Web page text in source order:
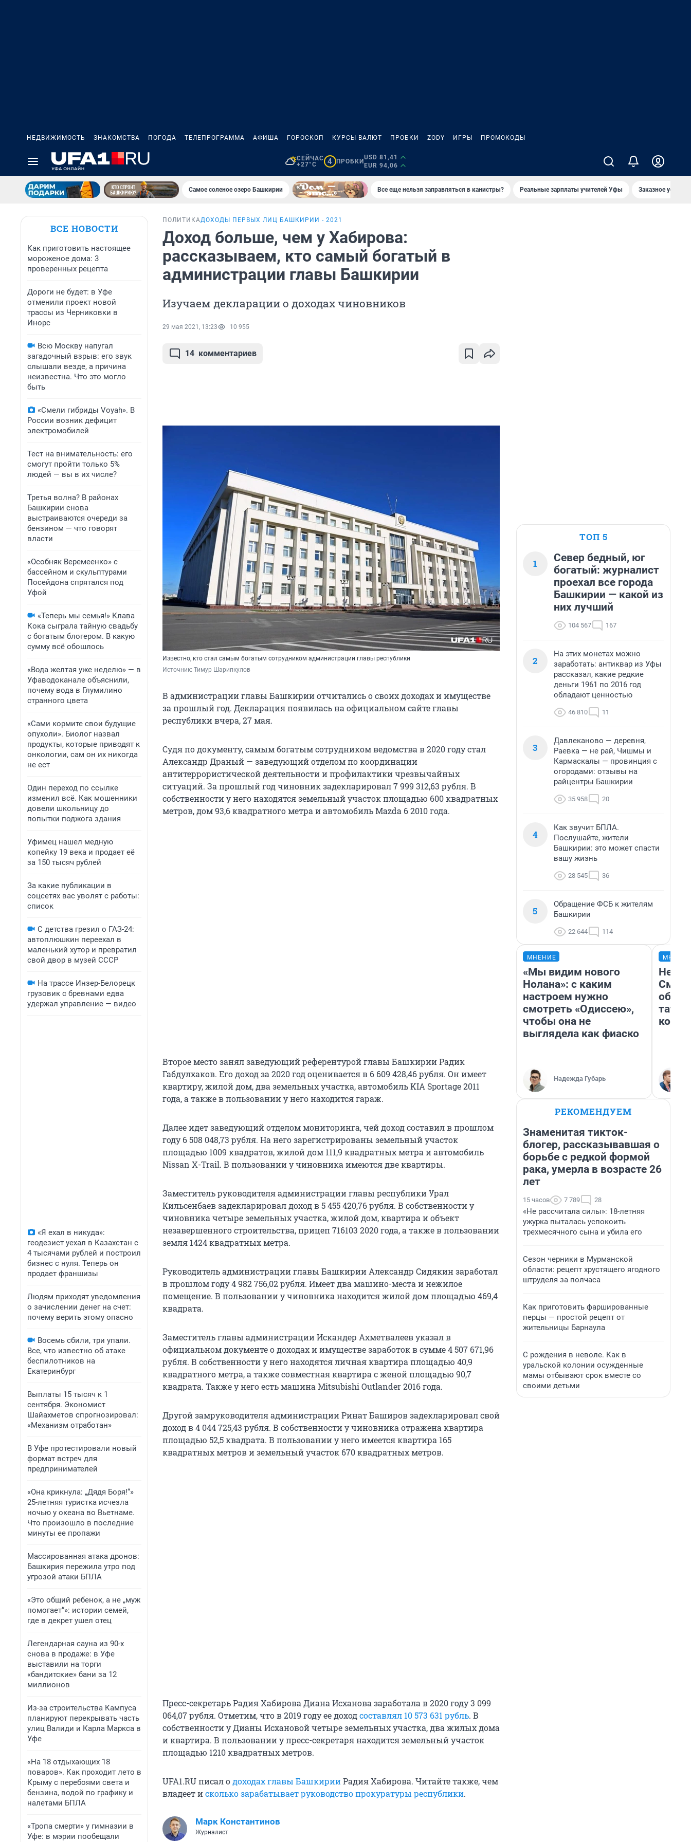
НЕДВИЖИМОСТЬ ЗНАКОМСТВА ПОГОДА ТЕЛЕПРОГРАММА АФИША ГОРОСКОП КУРСЫ ВАЛЮТ ПРОБКИ ZODY ИГРЫ ПРОМОКОДЫ
СЕЙЧАС
+27°C
4 ПРОБКИ
USD 81,41
EUR 94,06
Самое соленое озеро Башкирии Все еще нельзя заправляться в канистры? Реальные зарплаты учителей Уфы Заказное
ВСЕ НОВОСТИ
Как приготовить настоящее
мороженое дома: 3
проверенных рецепта
Дороги не будет: в Уфе
отменили проект новой
трассы из Черниковки в
Инорс
Всю Москву напугал
загадочный взрыв: его звук
слышали везде, а причина
неизвестна. Что это могло
быть
«Смели гибриды Voyah». В
России возник дефицит
электромобилей
Тест на внимательность: его
смогут пройти только 5%
людей — вы в их числе?
Третья волна? В районах
Башкирии снова
выстраиваются очереди за
бензином — что говорят
власти
«Особняк Веремеенко» с
бассейном и скульптурами
Посейдона спрятался под
Уфой
«Теперь мы семья!» Клава
Кока сыграла тайную свадьбу
с богатым блогером. В какую
сумму всё обошлось
«Вода желтая уже неделю» — в
Уфаводоканале объяснили,
почему вода в Глумилино
странного цвета
«Сами кормите свои будущие
опухоли». Биолог назвал
продукты, которые приводят к
онкологии, сам он их никогда
не ест
Один переход по ссылке
изменил всё. Как мошенники
довели школьницу до
попытки поджога здания
Уфимец нашел медную
копейку 19 века и продает её
за 150 тысяч рублей
За какие публикации в
соцсетях вас уволят с работы:
список
С детства грезил о ГАЗ-24:
автоплюшкин переехал в
маленький хутор и превратил
свой двор в музей СССР
На трассе Инзер-Белорецк
грузовик с бревнами едва
удержал управление — видео
«Я ехал в никуда»:
геодезист уехал в Казахстан с
4 тысячами рублей и построил
бизнес с нуля. Теперь он
продает франшизы
Людям приходят уведомления
о зачислении денег на счет:
почему верить этому опасно
Восемь сбили, три упали.
Все, что известно об атаке
беспилотников на
Екатеринбург
Выплаты 15 тысяч к 1
сентября. Экономист
Шайахметов спрогнозировал:
«Механизм отработан»
В Уфе протестировали новый
формат встреч для
предпринимателей
«Она крикнула: „Дядя Боря!“»
25-летняя туристка исчезла
ночью у океана во Вьетнаме.
Что произошло в последние
минуты ее пропажи
Массированная атака дронов:
Башкирия пережила утро под
угрозой атаки БПЛА
«Это общий ребенок, а не „муж
помогает“»: истории семей,
где в декрет ушел отец
Легендарная сауна из 90-х
снова в продаже: в Уфе
выставили на торги
«бандитские» бани за 12
миллионов
Из-за строительства Кампуса
планируют перекрывать часть
улиц Валиди и Карла Маркса в
Уфе
«На 18 отдыхающих 18
поваров». Как проходит лето в
Крыму с перебоями света и
бензина, водой по графику и
налетами БПЛА
«Тропа смерти» у гимназии в
Уфе: в мэрии пообещали
ПОЛИТИКАДОХОДЫ ПЕРВЫХ ЛИЦ БАШКИРИИ - 2021
Доход больше, чем у Хабирова:
рассказываем, кто самый богатый в
администрации главы Башкирии
Изучаем декларации о доходах чиновников
29 мая 2021, 13:23 10 955
14 комментариев
Известно, кто стал самым богатым сотрудником администрации главы республики
Источник: Тимур Шарипкулов
В администрации главы Башкирии отчитались о своих доходах и имуществе
за прошлый год. Декларация появилась на официальном сайте главы
республики вчера, 27 мая.
Судя по документу, самым богатым сотрудником ведомства в 2020 году стал
Александр Драный — заведующий отделом по координации
антитеррористической деятельности и профилактики чрезвычайных
ситуаций. За прошлый год чиновник задекларировал 7 999 312,63 рубля. В
собственности у него находятся земельный участок площадью 600 квадратных
метров, дом 93,6 квадратного метра и автомобиль Mazda 6 2010 года.
Второе место занял заведующий референтурой главы Башкирии Радик
Габдулхаков. Его доход за 2020 год оценивается в 6 609 428,46 рубля. Он имеет
квартиру, жилой дом, два земельных участка, автомобиль KIA Sportage 2011
года, а также в пользовании у него находится гараж.
Далее идет заведующий отделом мониторинга, чей доход составил в прошлом
году 6 508 048,73 рубля. На него зарегистрированы земельный участок
площадью 1009 квадратов, жилой дом 111,9 квадратных метра и автомобиль
Nissan X-Trail. В пользовании у чиновника имеются две квартиры.
Заместитель руководителя администрации главы республики Урал
Кильсенбаев задекларировал доход в 5 455 420,76 рубля. В собственности у
чиновника четыре земельных участка, жилой дом, квартира и объект
незавершенного строительства, прицеп 716103 2020 года, а также в пользовании
земля 1424 квадратных метра.
Руководитель администрации главы Башкирии Александр Сидякин заработал
в прошлом году 4 982 756,02 рубля. Имеет два машино-места и нежилое
помещение. В пользовании у чиновника находится жилой дом площадью 469,4
квадрата.
Заместитель главы администрации Искандер Ахметвалеев указал в
официальном документе о доходах и имуществе заработок в сумме 4 507 671,96
рубля. В собственности у него находятся личная квартира площадью 40,9
квадратного метра, а также совместная квартира с женой площадью 90,7
квадрата. Также у него есть машина Mitsubishi Outlander 2016 года.
Другой замруководителя администрации Ринат Баширов задекларировал свой
доход в 4 044 725,43 рубля. В собственности у чиновника отражена квартира
площадью 52,5 квадрата. В пользовании у него имеется квартира 165
квадратных метров и земельный участок 670 квадратных метров.
Пресс-секретарь Радия Хабирова Диана Исханова заработала в 2020 году 3 099
064,07 рубля. Отметим, что в 2019 году ее доходсоставлял 10 573 631 рубль. В
собственности у Дианы Исхановой четыре земельных участка, два жилых дома
и квартира. В пользовании у пресс-секретаря находится земельный участок
площадью 1210 квадратных метров.
UFA1.RU писал одоходах главы БашкирииРадия Хабирова. Читайте также, чем
владеет исколько зарабатывает руководство прокуратуры республики.
Марк Константинов
Журналист
ТОП 5
1
Север бедный, юг
богатый: журналист
проехал все города
Башкирии — какой из
них лучший
104 567 167
2
На этих монетах можно
заработать: антиквар из Уфы
рассказал, какие редкие
деньги 1961 по 2016 год
обладают ценностью
46 810 11
3
Давлеканово — деревня,
Раевка — не рай, Чишмы и
Кармаскалы — провинция с
огородами: отзывы на
райцентры Башкирии
35 958 20
4
Как звучит БПЛА.
Послушайте, жители
Башкирии: это может спасти
вашу жизнь
28 545 36
5
Обращение ФСБ к жителям
Башкирии
22 644 114
МНЕНИЕ
«Мы видим нового
Нолана»: с каким
настроем нужно
смотреть «Одиссею»,
чтобы она не
выглядела как фиаско
Надежда Губарь
РЕКОМЕНДУЕМ
Знаменитая тикток-
блогер, рассказывавшая о
борьбе с редкой формой
рака, умерла в возрасте 26
лет
15 часов 7 789 28
«Не рассчитала силы»: 18-летняя
ужурка пыталась успокоить
трехмесячного сына и убила его
Сезон черники в Мурманской
области: рецепт хрустящего ягодного
штруделя за полчаса
Как приготовить фаршированные
перцы — простой рецепт от
жительницы Барнаула
С рождения в неволе. Как в
уральской колонии осужденные
мамы отбывают срок вместе со
своими детьми